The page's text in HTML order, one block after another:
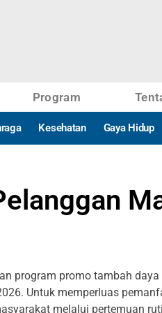
Program
Kesehatan Gaya Hidup
program promo tambah daya
Untuk memperluas
melalui pertemuan